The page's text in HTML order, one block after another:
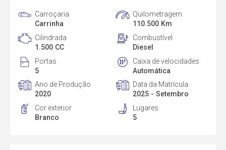
Carroçaria
Carrinha
Quilometragem
110.500 Km
Cilindrada
1.500 CC
Combustível
Diesel
Portas
5
Caixa de velocidades
Automática
Ano de Produção
2020
Data da Matrícula
2025 - Setembro
Cor exterior
Branco
Lugares
5